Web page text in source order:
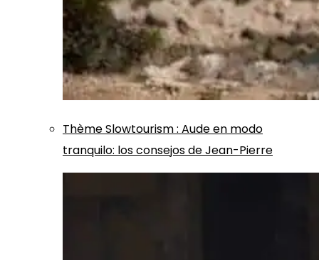
ThèmeSlowtourism: Aude en modo
tranquilo: los consejos de Jean-Pierre